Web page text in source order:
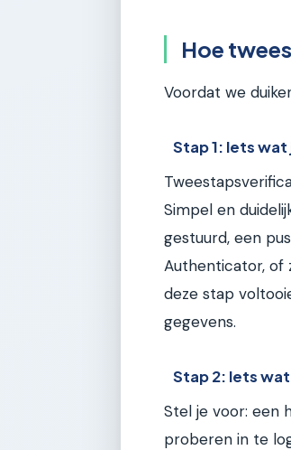
Hoe
Voordat we
Stap 1: Iets
Simpel en
gestuurd, een
Authenticator, of
deze stap
gegevens.
Stap 2: Iets
Stel je voor: een
proberen in te